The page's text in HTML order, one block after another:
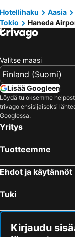
Sotetsu Fresa Inn
Super Hotel Tokyo
The Millennials
Citadines Central
the b shimbashi
Grand Prince Hotel Shin
Hotel Graphy Nezu
Hotel New Otani Tokyo
hotel MONday
Hotel Villa Fontaine Premier
Hotel Metropolitan
Hotel JAL City Haneda
Taito
Shinagawa Station
Akasaka Mitsuke
Harajuku Station
Shimokitazawa
Tokyo International
Shinjuku Metro
Kichijoji Station
Nozawa Onsen Ski
Shinagawa
Kamata Station
Hamamatsucho
Chiyoda
Hotellihaku Aasia
Tokio
Haneda
Valitse maasi
Lisää Googleen
Löydä tuloksemme
trivago ensisijaiseksi
Googlessa.
Yritys
Tuotteemme
Ehdot ja käytännöt
Tuki
Kirjaudu